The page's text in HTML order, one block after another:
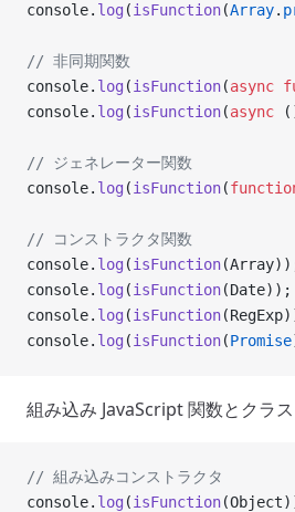
console. log (isFunction(Array.
// 非同期関数
console. log (isFunction(async
console. log (isFunction(async
// ジェネレーター関数
console. log (isFunction(
// コンストラクタ関数
console. log (isFunction
console. log (isFunction(Date));
console. log (isFunction
console. log (isFunction(Promise
組み込み JavaScript 関数とクラス
// 組み込みコンストラクタ
console. log (isFunction